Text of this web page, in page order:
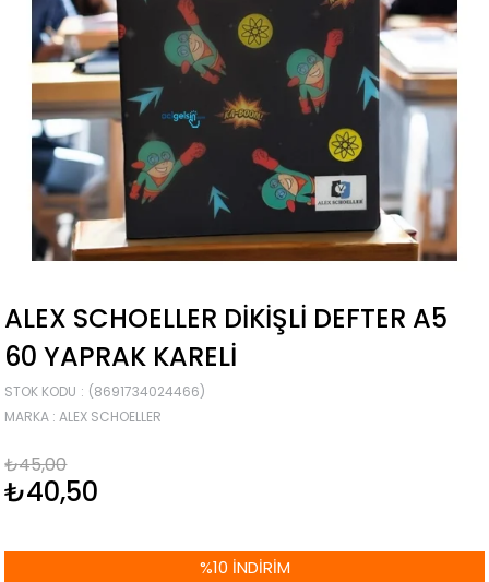
ALEX SCHOELLER DIKIŞLI DEFTER A5
60 YAPRAK KARELI
STOK KODU
(8691734024466)
MARKA : ALEX SCHOELLER
₺45,00
₺40,50
%10 İNDIRIM